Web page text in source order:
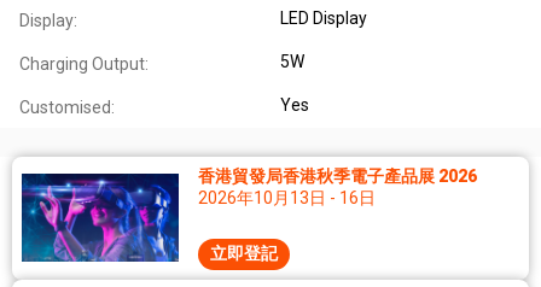
Display: LED Display
Charging Output: 5W
Customised: Yes
香港貿發局香港秋季電子產品展 2026
2026年10月13日 - 16日
立即登記